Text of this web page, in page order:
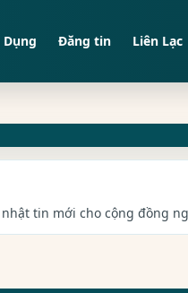
Đăng tin Liên Lạc
tin mới cho cộng đồng